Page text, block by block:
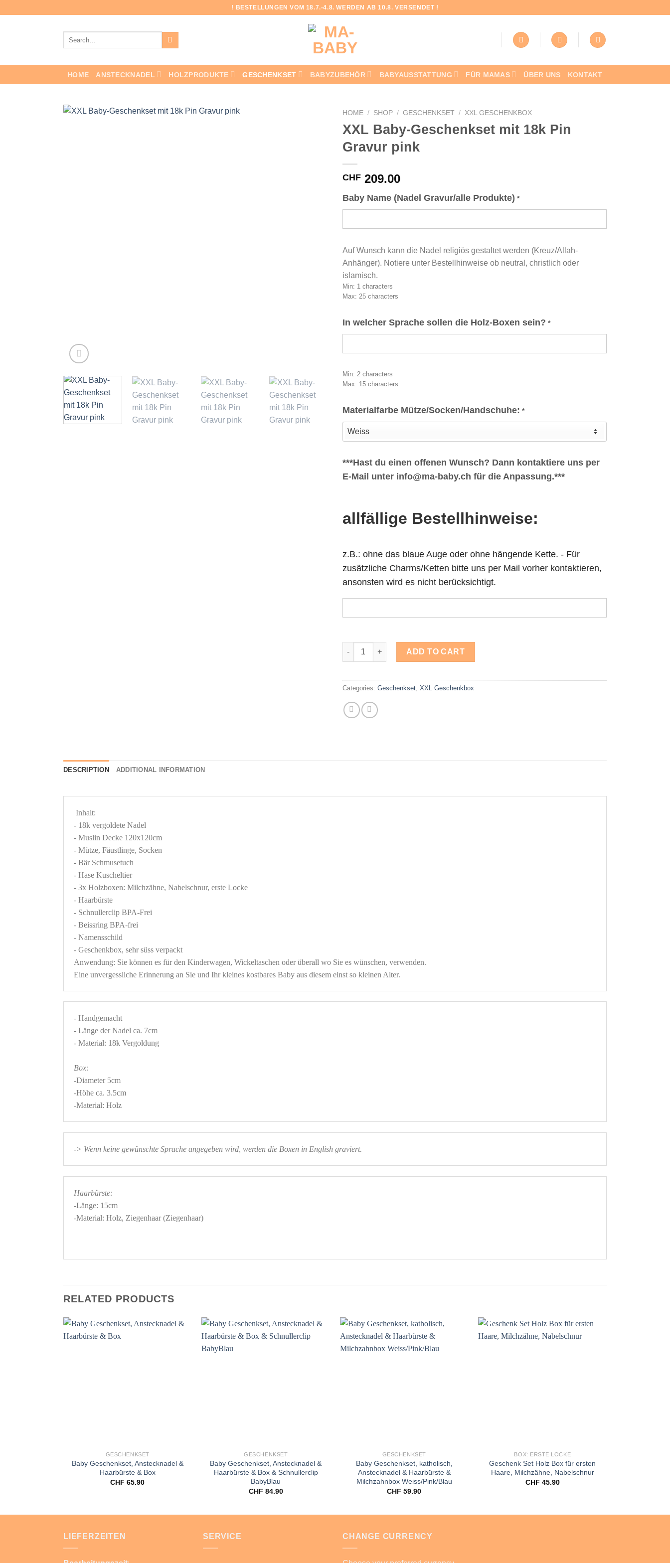
! BESTELLUNGEN VOM 18.7.-4.8. WERDEN AB 10.8. VERSENDET !
HOME ANSTECKNADEL HOLZPRODUKTE GESCHENKSET BABYZUBEHÖR BABYAUSSTATTUNG FÜR MAMAS ÜBER UNS KONTAKT
HOME / SHOP / GESCHENKSET / XXL GESCHENKBOX
XXL Baby-Geschenkset mit 18k Pin
Gravur pink
CHF 209.00
Baby Name (Nadel Gravur/alle Produkte) *
Auf Wunsch kann die Nadel religiös gestaltet werden (Kreuz/Allah-
Anhänger). Notiere unter Bestellhinweise ob neutral, christlich oder
islamisch.
Min: 1 characters
Max: 25 characters
In welcher Sprache sollen die Holz-Boxen sein? *
Min: 2 characters
Max: 15 characters
Materialfarbe Mütze/Socken/Handschuhe: *
***Hast du einen offenen Wunsch? Dann kontaktiere uns per
E-Mail unter info@ma-baby.ch für die Anpassung.***
allfällige Bestellhinweise:
z.B.: ohne das blaue Auge oder ohne hängende Kette. - Für
zusätzliche Charms/Ketten bitte uns per Mail vorher kontaktieren,
ansonsten wird es nicht berücksichtigt.
XXL Baby-Geschenkset mit 18k Pin Gravur pink quantity
ADD TO CART
Categories: Geschenkset XXL Geschenkbox
DESCRIPTION ADDITIONAL INFORMATION
Inhalt:
- 18k vergoldete Nadel
- Muslin Decke 120x120cm
- Mütze, Fäustlinge, Socken
- Bär Schmusetuch
- Hase Kuscheltier
- 3x Holzboxen: Milchzähne, Nabelschnur, erste Locke
- Haarbürste
- Schnullerclip BPA-Frei
- Beissring BPA-frei
- Namensschild
Anwendung: Sie können es für den Kinderwagen, Wickeltaschen oder überall wo Sie es wünschen, verwenden.
Eine unvergessliche Erinnerung an Sie und Ihr kleines kostbares Baby aus diesem einst so kleinen Alter.
- Handgemacht
- Länge der Nadel ca. 7cm
Box:
-Diameter 5cm
-Höhe ca. 3.5cm
-> Wenn keine gewünschte Sprache angegeben wird, werden die Boxen in English graviert.
Haarbürste:
-Länge: 15cm
-Material: Holz, Ziegenhaar (Ziegenhaar)
RELATED PRODUCTS
GESCHENKSET
Baby Geschenkset, Anstecknadel &
Haarbürste & Box
CHF 65.90
GESCHENKSET
Baby Geschenkset, Anstecknadel &
Haarbürste & Box & Schnullerclip
BabyBlau
CHF 84.90
GESCHENKSET
Baby Geschenkset, katholisch,
Anstecknadel & Haarbürste &
Milchzahnbox Weiss/Pink/Blau
CHF 59.90
BOX: ERSTE LOCKE
Geschenk Set Holz Box für ersten
Haare, Milchzähne, Nabelschnur
CHF 45.90
LIEFERZEITEN SERVICE CHANGE CURRENCY